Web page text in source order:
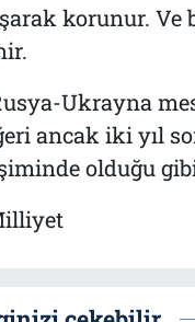
korunur. Ve
Ukrayna
ancak iki yıl
olduğu